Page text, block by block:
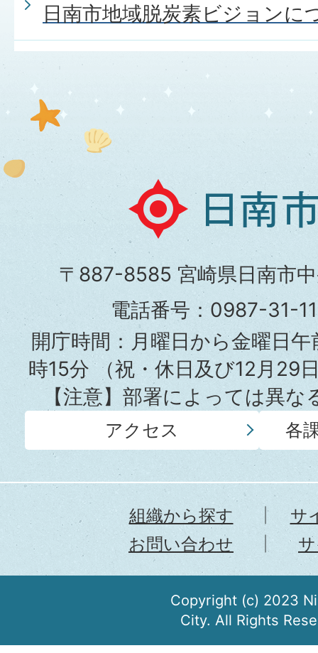
日南市地域脱炭素ビジョンに
日
南
市
役
所
〒887-8585 宮崎県日南市
電話番号：0987-31-
開庁時間：月曜日から金曜日
時15分（祝・休日及び12月29
【注意】部署によっては異
アクセス 各
組織から探す
サ
お問い合わせ
Copyright (c) 2023
City. All Rights